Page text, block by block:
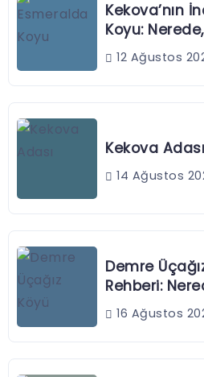
Kekova’nın
Koyu:
12 Ağustos
Kekova
14 Ağustos
Demre
Rehberi:
16 Ağustos